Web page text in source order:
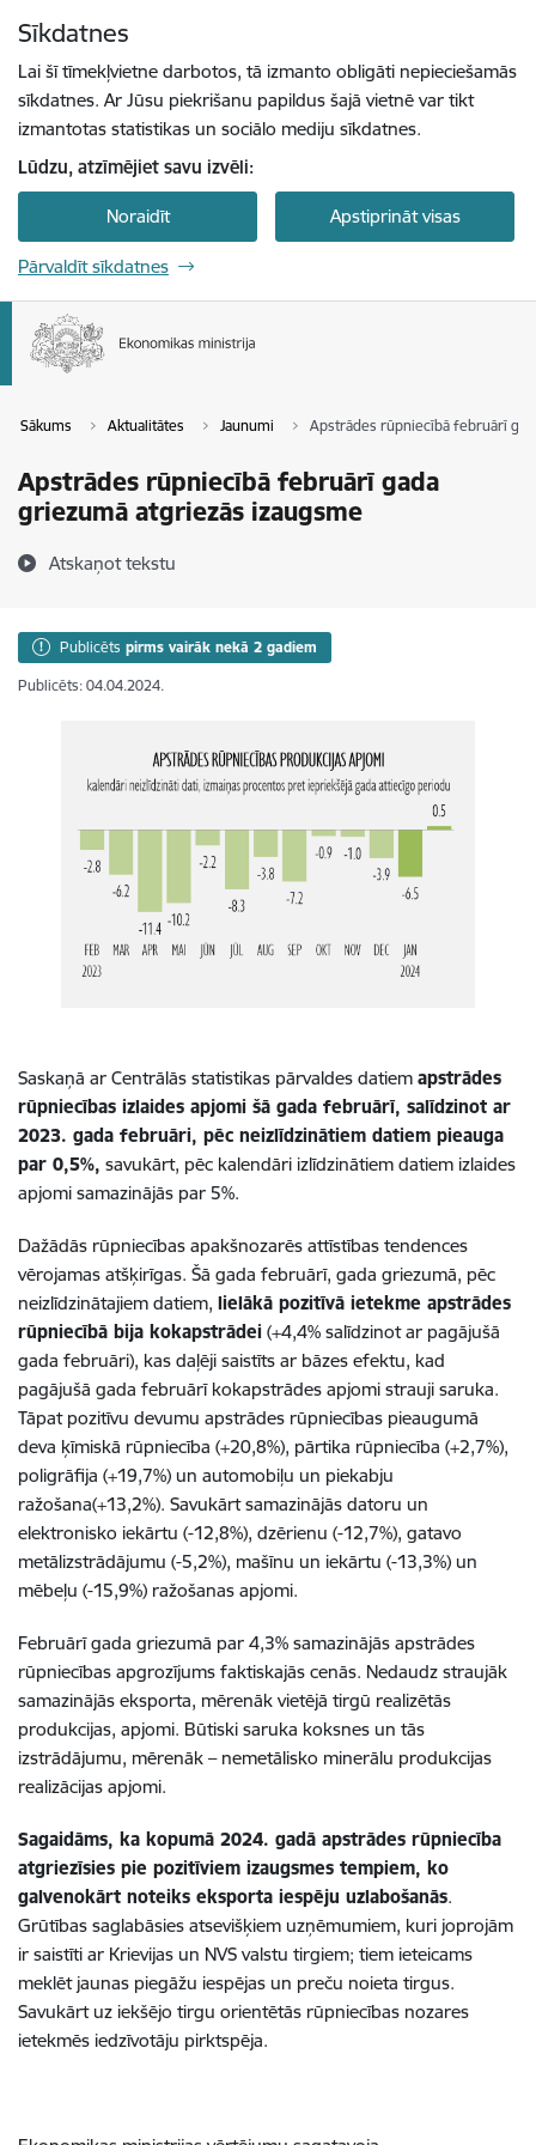
Sīkdatnes
Lai šī tīmekļvietne darbotos, tā izmanto obligāti nepieciešamās
sīkdatnes. Ar Jūsu piekrišanu papildus šajā vietnē var tikt
izmantotas statistikas un sociālo mediju sīkdatnes.
Lūdzu, atzīmējiet savu izvēli:
Noraidīt Apstiprināt visas
Pārvaldīt sīkdatnes
Sākums Aktualitātes Jaunumi Apstrādes rūpniecībā februārī
Apstrādes rūpniecībā februārī gada
griezumā atgriezās izaugsme
Atskaņot tekstu
Publicēts pirms vairāk nekā 2 gadiem
Publicēts: 04.04.2024.
Saskaņā ar Centrālās statistikas pārvaldes datiem apstrādes
rūpniecības izlaides apjomi šā gada februārī, salīdzinot ar
2023. gada februāri, pēc neizlīdzinātiem datiem pieauga
par 0,5%, savukārt, pēc kalendāri izlīdzinātiem datiem izlaides
apjomi samazinājās par 5%.
Dažādās rūpniecības apakšnozarēs attīstības tendences
vērojamas atšķirīgas. Šā gada februārī, gada griezumā, pēc
neizlīdzinātajiem datiem, lielākā pozitīvā ietekme apstrādes
rūpniecībā bija kokapstrādei (+4,4% salīdzinot ar pagājušā
gada februāri), kas daļēji saistīts ar bāzes efektu, kad
pagājušā gada februārī kokapstrādes apjomi strauji saruka.
Tāpat pozitīvu devumu apstrādes rūpniecības pieaugumā
deva ķīmiskā rūpniecība (+20,8%), pārtika rūpniecība (+2,7%),
poligrāfija (+19,7%) un automobiļu un piekabju
ražošana(+13,2%). Savukārt samazinājās datoru un
elektronisko iekārtu (-12,8%), dzērienu (-12,7%), gatavo
metālizstrādājumu (-5,2%), mašīnu un iekārtu (-13,3%) un
mēbeļu (-15,9%) ražošanas apjomi.
Februārī gada griezumā par 4,3% samazinājās apstrādes
rūpniecības apgrozījums faktiskajās cenās. Nedaudz straujāk
samazinājās eksporta, mērenāk vietējā tirgū realizētās
produkcijas, apjomi. Būtiski saruka koksnes un tās
izstrādājumu, mērenāk – nemetālisko minerālu produkcijas
realizācijas apjomi.
Sagaidāms, ka kopumā 2024. gadā apstrādes rūpniecība
atgriezīsies pie pozitīviem izaugsmes tempiem, ko
galvenokārt noteiks eksporta iespēju uzlabošanās.
Grūtības saglabāsies atsevišķiem uzņēmumiem, kuri joprojām
ir saistīti ar Krievijas un NVS valstu tirgiem; tiem ieteicams
meklēt jaunas piegāžu iespējas un preču noieta tirgus.
Savukārt uz iekšējo tirgu orientētās rūpniecības nozares
ietekmēs iedzīvotāju pirktspēja.